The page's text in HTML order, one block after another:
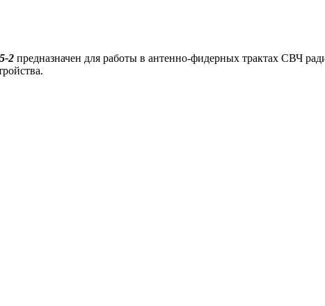
2 предназначен для работы в антенно-фидерных трактах СВЧ